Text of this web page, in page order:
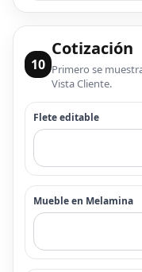
10
Cotización
Primero se
Vista Cliente.
Flete editable
Mueble en Melamina